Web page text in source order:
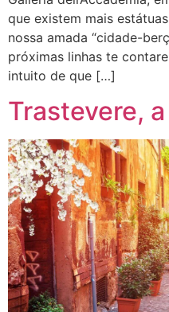
que existem mais
nossa amada “cidade-
próximas linhas te
intuito de que […]
Trastevere,